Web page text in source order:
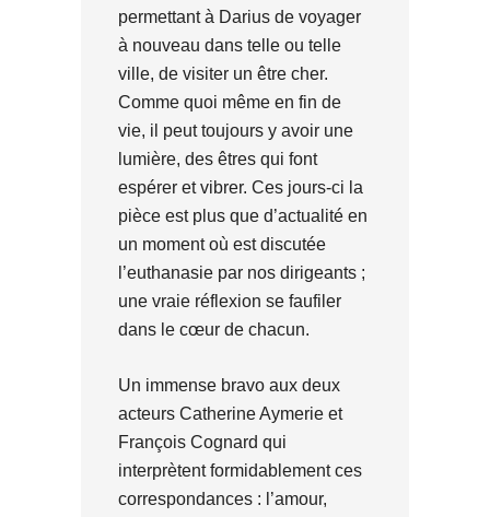
permettant à Darius de voyager
à nouveau dans telle ou telle
ville, de visiter un être cher.
Comme quoi même en fin de
vie, il peut toujours y avoir une
lumière, des êtres qui font
espérer et vibrer. Ces jours-ci la
pièce est plus que d’actualité en
un moment où est discutée
l’euthanasie par nos dirigeants ;
une vraie réflexion se faufiler
dans le cœur de chacun.
Un immense bravo aux deux
acteurs Catherine Aymerie et
François Cognard qui
interprètent formidablement ces
correspondances : l’amour,